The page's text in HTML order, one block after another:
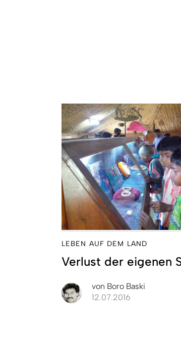
LEBEN AUF DEM LAND
Verlust der eigenen
von Boro Baski
12.07.2016